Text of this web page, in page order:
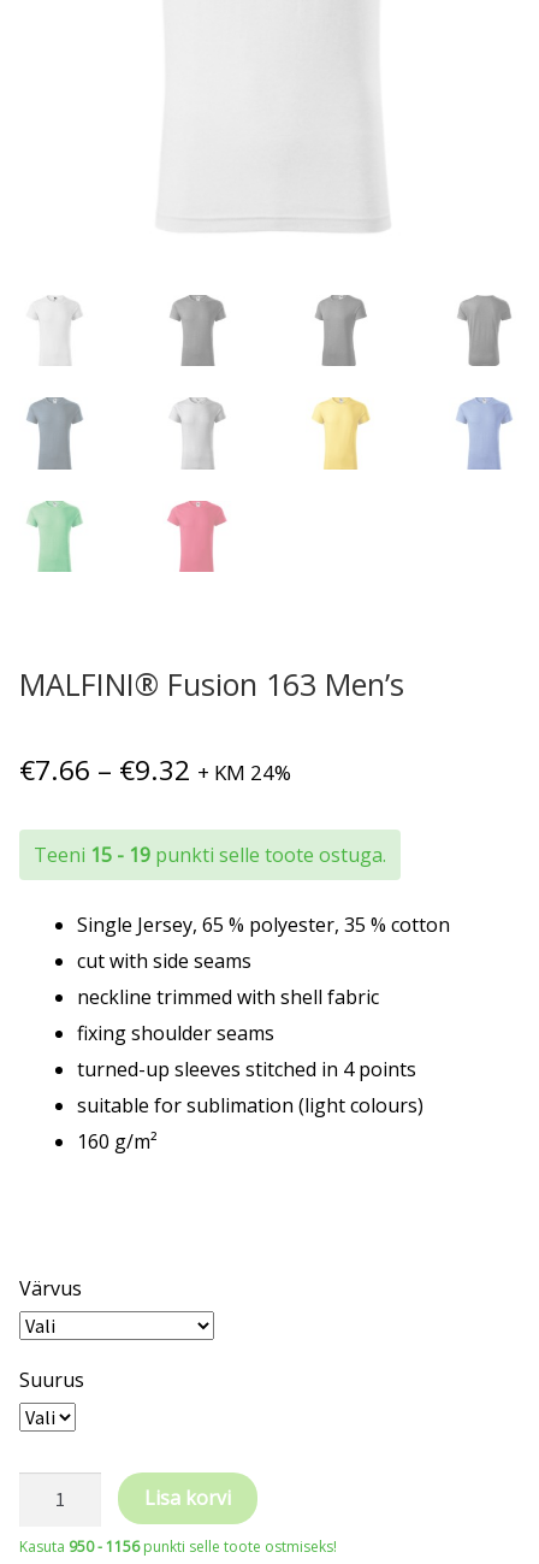
MALFINI® Fusion 163 Men’s
€7.66 – €9.32 Hinnavahemik:
kuni
€9.32
+ KM 24%
Teeni 15 - 19 punkti selle toote ostuga.
Single Jersey, 65 % polyester, 35 % cotton
cut with side seams
neckline trimmed with shell fabric
fixing shoulder seams
turned-up sleeves stitched in 4 points
suitable for sublimation (light colours)
160 g/m²
Värvus
Suurus
MALFINI®
Lisa korvi
Kasuta 950 - 1156punkti selle toote ostmiseks!